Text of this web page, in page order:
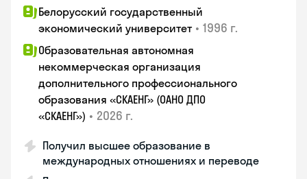
Белорусский государственный
экономический университет • 1996 г.
Образовательная автономная
некоммерческая организация
дополнительного профессионального
образования «СКАЕНГ» (ОАНО ДПО
«СКАЕНГ») • 2026 г.
Получил высшее образование в
международных отношениях и переводе